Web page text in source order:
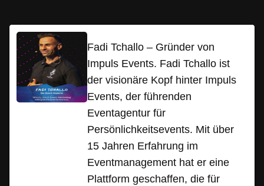
Fadi Tchallo – Gründer von
Impuls Events. Fadi Tchallo ist
der visionäre Kopf hinter Impuls
Events, der führenden
Eventagentur für
Persönlichkeitsevents. Mit über
15 Jahren Erfahrung im
Eventmanagement hat er eine
Plattform geschaffen, die für